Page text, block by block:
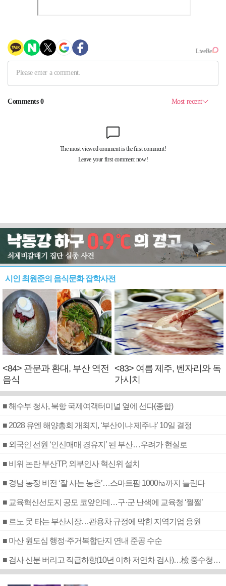
시인 최원준의 음식문화 잡학사전
<84> 관문과 환대, 부산 역전
음식
<83> 여름 제주, 벤자리와 독
가시치
■ 해수부 청사, 북항 국제여객터미널 옆에 선다(종합)
■ 2028 유엔 해양총회 개최지, ‘부산이냐 제주냐’ 10일 결정
■ 외국인 선원 ‘인신매매 경유지’ 된 부산…우려가 현실로
■ 비위 논란 부산TP, 외부인사 혁신위 설치
■ 경남 농정 비전 ‘잘 사는 농촌’…스마트팜 1000㏊까지 늘린다
■ 교육혁신선도지 공모 코앞인데…구·군 난색에 교육청 ‘쩔쩔’
■ 르노 못 타는 부산시장…관용차 규정에 막힌 지역기업 응원
■ 마산 원도심 행정·주거복합단지 연내 준공 수순
■ 검사 신분 버리고 직급하향(10년 이하 저연차 검사)…檢 중수청행 기피